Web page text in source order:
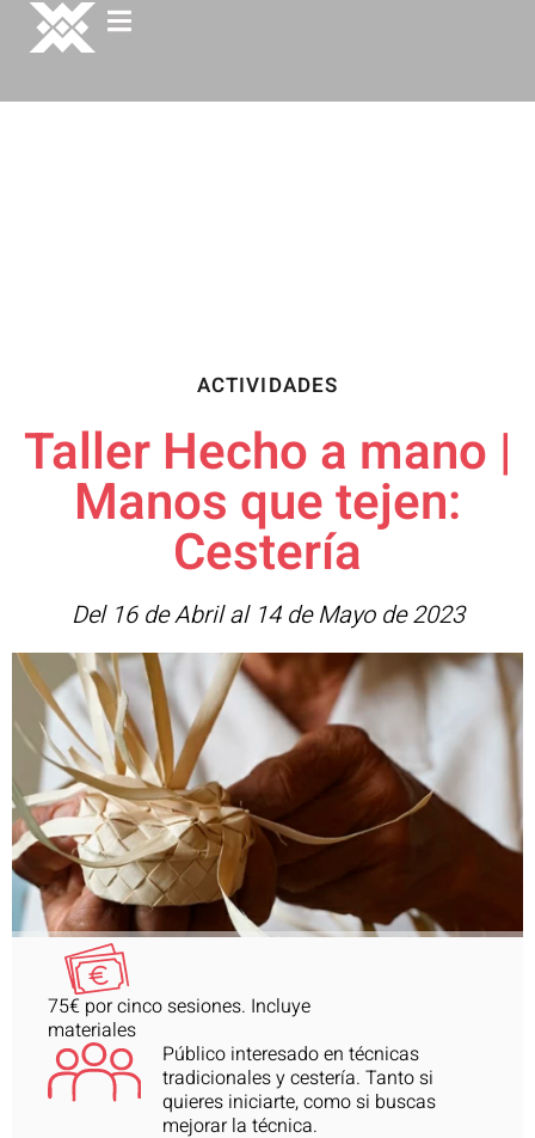
ACTIVIDADES
Taller Hecho a mano |
Manos que tejen:
Cestería
Del 16 de Abril al 14 de Mayo de 2023
75€ por cinco sesiones. Incluye
materiales
Público interesado en técnicas
tradicionales y cestería. Tanto si
quieres iniciarte, como si buscas
mejorar la técnica.